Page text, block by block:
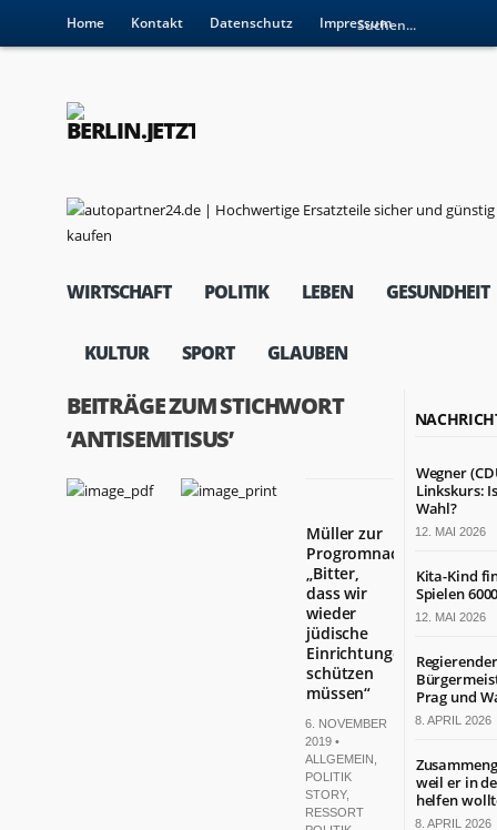
Home Kontakt Datenschutz Impressum
WIRTSCHAFT POLITIK LEBEN GESUNDHEIT
KULTUR SPORT GLAUBEN
BEITRÄGE ZUM STICHWORT
‘ANTISEMITISUS’
Müller zur
Progromnacht:
„Bitter,
dass wir
wieder
jüdische
Einrichtungen
schützen
müssen“
6. NOVEMBER
2019 •
ALLGEMEIN
POLITIK
STORY,
RESSORT
Wegner
Linkskurs:
Wahl?
12. MAI 2026
Kita-Kind
Spielen
12. MAI 2026
Regierender
Prag und
8. APRIL 2026
weil er in
helfen
8. APRIL 2026